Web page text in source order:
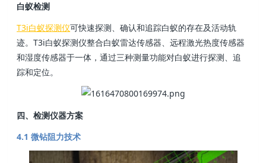
白蚁检测
T3i白蚁探测仪可快速探测、确认和追踪白蚁的存在及活动轨
迹。T3i白蚁探测仪整合白蚁雷达传感器、远程激光热度传感器
和湿度传感器于一体，通过三种测量功能对白蚁进行探测、追
踪和定位。
四、检测仪器方案
4.1 微钻阻力技术